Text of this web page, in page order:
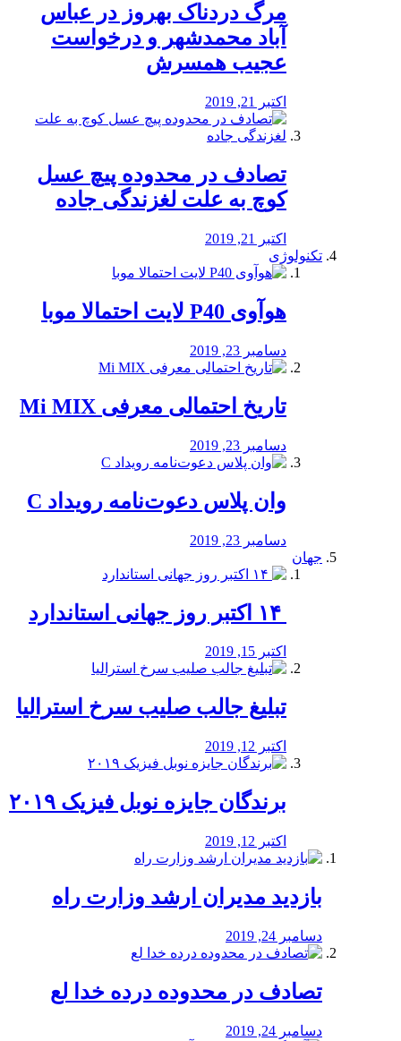
مرگ دردناک بهروز در عباس
آباد محمدشهر و درخواست
عجیب همسرش
اکتبر 21, 2019
تصادف در محدوده پیچ عسل
کوچ به علت لغزندگی جاده
اکتبر 21, 2019
تکنولوژی
هوآوی P40 لایت احتمالا موبا
دسامبر 23, 2019
تاریخ احتمالی معرفی Mi MIX
دسامبر 23, 2019
وان پلاس دعوت‌نامه رویداد C
دسامبر 23, 2019
جهان
اکتبر 15, 2019
تبلیغ جالب صلیب سرخ استرالیا
اکتبر 12, 2019
برندگان جایزه نوبل فیزیک ۲۰۱۹
اکتبر 12, 2019
بازدید مدیران ارشد وزارت راه
دسامبر 24, 2019
تصادف در محدوده درده خدا لع
دسامبر 24, 2019